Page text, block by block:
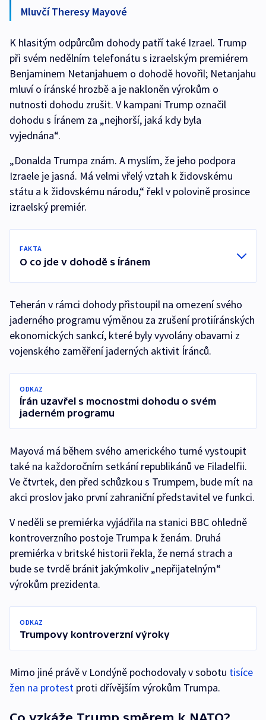
Mluvčí Theresy Mayové
K hlasitým odpůrcům dohody patří také Izrael. Trump
při svém nedělním telefonátu s izraelským premiérem
Benjaminem Netanjahuem o dohodě hovořil; Netanjahu
mluví o íránské hrozbě a je nakloněn výrokům o
nutnosti dohodu zrušit. V kampani Trump označil
dohodu s Íránem za „nejhorší, jaká kdy byla
vyjednána“.
„Donalda Trumpa znám. A myslím, že jeho podpora
Izraele je jasná. Má velmi vřelý vztah k židovskému
státu a k židovskému národu,“ řekl v polovině prosince
izraelský premiér.
FAKTA
O co jde v dohodě s Íránem
Teherán v rámci dohody přistoupil na omezení svého
jaderného programu výměnou za zrušení protiíránských
ekonomických sankcí, které byly vyvolány obavami z
vojenského zaměření jaderných aktivit Íránců.
ODKAZ
Írán uzavřel s mocnostmi dohodu o svém
jaderném programu
Mayová má během svého amerického turné vystoupit
také na každoročním setkání republikánů ve Filadelfii.
Ve čtvrtek, den před schůzkou s Trumpem, bude mít na
akci proslov jako první zahraniční představitel ve funkci.
V neděli se premiérka vyjádřila na stanici BBC ohledně
kontroverzního postoje Trumpa k ženám. Druhá
premiérka v britské historii řekla, že nemá strach a
bude se tvrdě bránit jakýmkoliv „nepřijatelným“
výrokům prezidenta.
ODKAZ
Trumpovy kontroverzní výroky
Mimo jiné právě v Londýně pochodovaly v sobotu tisíce
žen na protest proti dřívějším výrokům Trumpa.